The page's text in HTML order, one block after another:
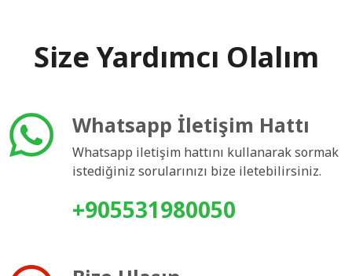
Size Yardımcı Olalım
Whatsapp İletişim Hattı
Whatsapp iletişim hattını kullanarak sormak
istediğiniz sorularınızı bize iletebilirsiniz.
+905531980050